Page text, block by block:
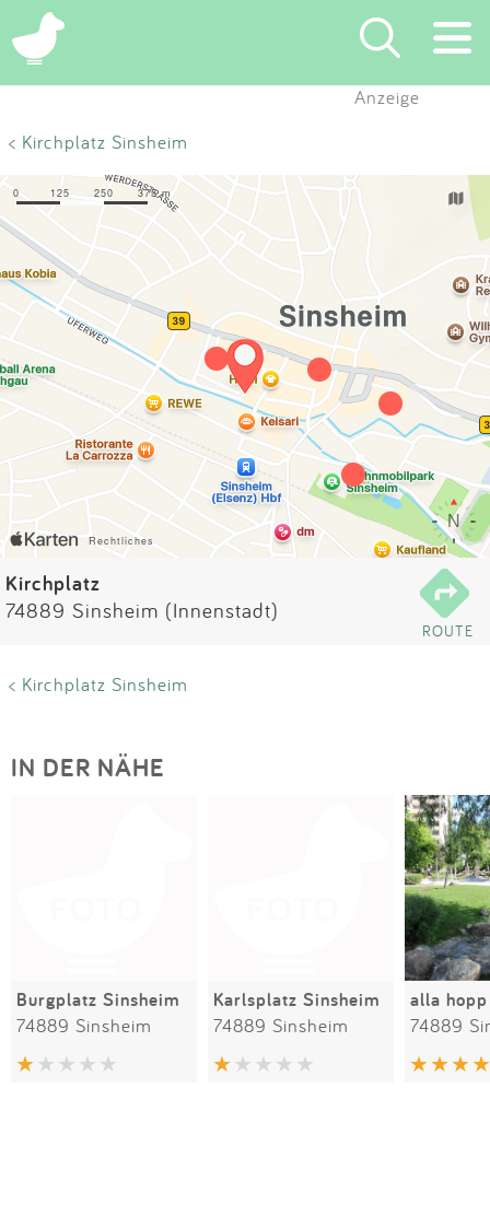
×
Eintragen
App
Blog
Partner
Kontakt
Impressum
Anzeige
< Kirchplatz Sinsheim
Kirchplatz
74889 Sinsheim (Innenstadt)
ROUTE
< Kirchplatz Sinsheim
IN DER NÄHE
Burgplatz Sinsheim
74889 Sinsheim
Karlsplatz Sinsheim
74889 Sinsheim 74889